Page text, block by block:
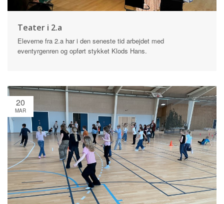
Teater i 2.a
Eleverne fra 2.a har i den seneste tid arbejdet med
eventyrgenren og opført stykket Klods Hans.
20
MAR